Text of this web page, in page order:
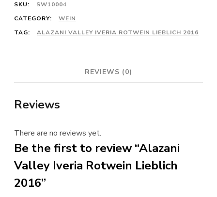
Lieblich
2016
SKU:
SW10004
CATEGORY:
WEIN
TAG:
ALAZANI VALLEY IVERIA ROTWEIN LIEBLICH 2016
REVIEWS (0)
Reviews
There are no reviews yet.
Be the first to review “Alazani
Valley Iveria Rotwein Lieblich
2016”